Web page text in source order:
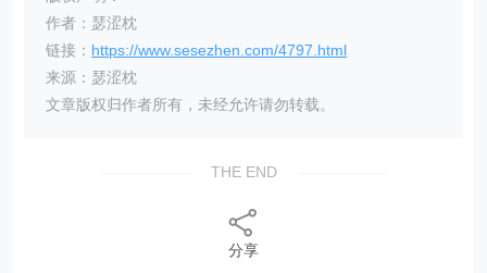
作者：瑟涩枕
链接： https://www.sesezhen.com/4797.html
来源：瑟涩枕
文章版权归作者所有，未经允许请勿转载。
THE END
分享